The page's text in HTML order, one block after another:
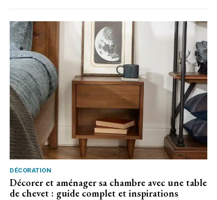
DÉCORATION
Décorer et aménager sa chambre avec une table
de chevet : guide complet et inspirations